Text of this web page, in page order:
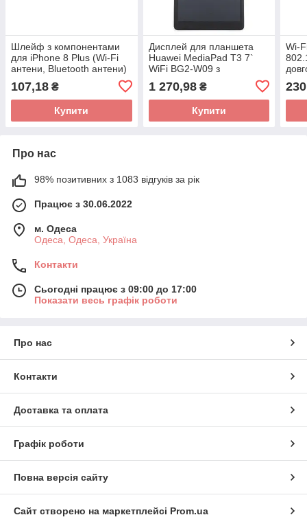
Шлейф з компонентами
для iPhone 8 Plus (Wi-Fi
антени, Bluetooth антени)
107,18 ₴
Купити
Дисплей для планшета
Huawei MediaPad T3 7`
WiFi BG2-W09 з
1 270,98₴
Купити
Wi-
230
Про нас
98% позитивних з 1083 відгуків за рік
Працює з 30.06.2022
м. Одеса
Одеса, Одеса, Україна
Контакти
Сьогодні працює з 09:00 до 17:00
Показати весь графік роботи
Про нас
Контакти
Доставка та оплата
Графік роботи
Повна версія сайту
Сайт створено на маркетплейсі Prom.ua